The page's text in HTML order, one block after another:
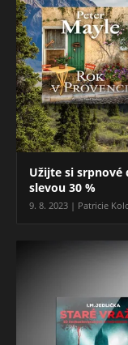
Užijte si
slevou 30 %
9. 8. 2023 | Patricie